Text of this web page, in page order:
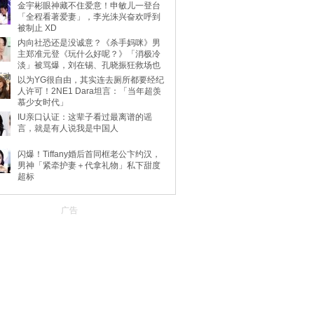
金宇彬眼神藏不住爱意！申敏儿一登台
「全程看著爱妻」，李光洙兴奋欢呼到
被制止 XD
内向社恐还是没诚意？《杀手妈咪》男
主郑准元登《玩什么好呢？》「消极冷
淡」被骂爆，刘在锡、孔晓振狂救场也
动
以为YG很自由，其实连去厕所都要经纪
人许可！2NE1 Dara坦言：「当年超羡
慕少女时代」
IU亲口认证：这辈子看过最离谱的谣
言，就是有人说我是中国人
闪爆！Tiffany婚后首同框老公卞约汉，
男神「紧牵护妻＋代拿礼物」私下甜度
超标
广告